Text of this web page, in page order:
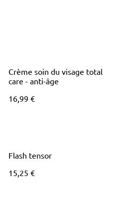
Crème soin du visage total
care - anti-âge
16,99 €
Flash tensor
15,25 €